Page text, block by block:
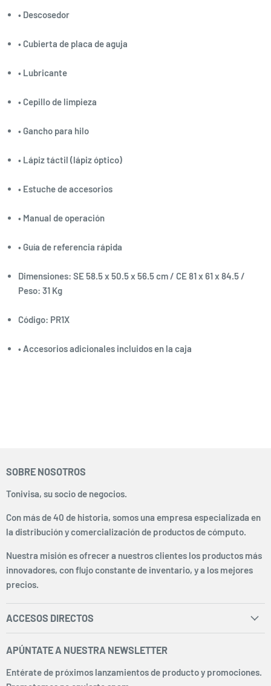
• Descosedor
• Cubierta de placa de aguja
• Lubricante
• Cepillo de limpieza
• Gancho para hilo
• Lápiz táctil (lápiz óptico)
• Estuche de accesorios
• Manual de operación
• Guía de referencia rápida
Dimensiones: SE 58.5 x 50.5 x 56.5 cm / CE 81 x 61 x 84.5 /
Peso: 31 Kg
Código: PR1X
• Accesorios adicionales incluidos en la caja
SOBRE NOSOTROS
Tonivisa, su socio de negocios.
Con más de 40 de historia, somos una empresa especializada en
la distribución y comercialización de productos de cómputo.
Nuestra misión es ofrecer a nuestros clientes los productos más
innovadores, con flujo constante de inventario, y a los mejores
precios.
ACCESOS DIRECTOS
Envíos y Pagos
APÚNTATE A NUESTRA NEWSLETTER
Entérate de próximos lanzamientos de producto y promociones.